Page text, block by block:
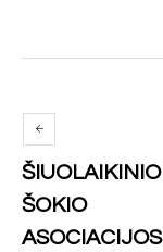
ŠIUOLAIKINIO
ŠOKIO
ASOCIACIJOS